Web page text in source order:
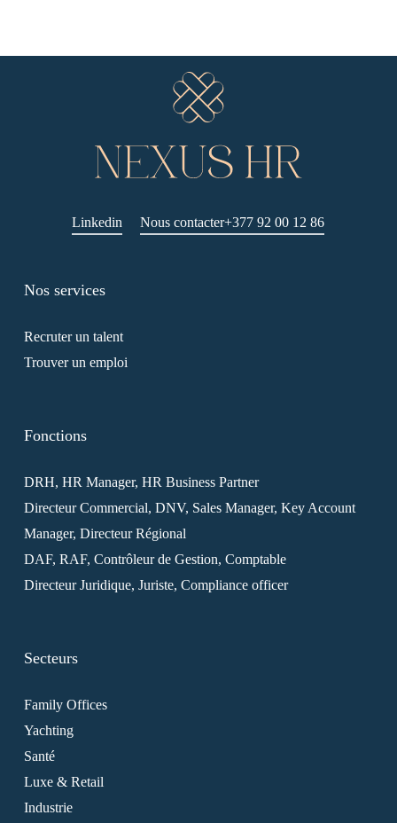
Linkedin Nous contacter+377 92 00 12 86
Nos services
Recruter un talent
Trouver un emploi
Fonctions
DRH, HR Manager, HR Business Partner
Directeur Commercial, DNV, Sales Manager, Key Account
Manager, Directeur Régional
DAF, RAF, Contrôleur de Gestion, Comptable
Directeur Juridique, Juriste, Compliance officer
Secteurs
Family Offices
Yachting
Santé
Luxe & Retail
Industrie